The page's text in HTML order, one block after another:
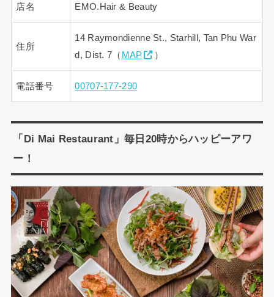
店名 EMO.Hair & Beauty
住所
14 Raymondienne St., Starhill, Tan Phu War
d, Dist. 7（ MAP ）
電話番号 00707-177-290
「Di Mai Restaurant」毎日20時からハッピーアワ
ー！